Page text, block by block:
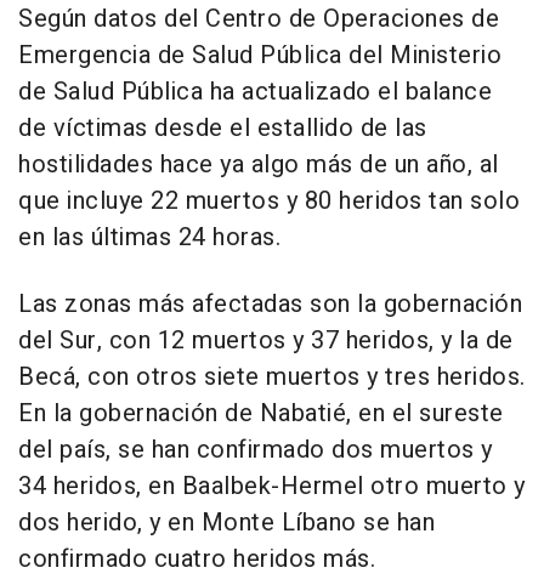
Según datos del Centro de Operaciones de
Emergencia de Salud Pública del Ministerio
de Salud Pública ha actualizado el balance
de víctimas desde el estallido de las
hostilidades hace ya algo más de un año, al
que incluye 22 muertos y 80 heridos tan solo
en las últimas 24 horas.
Las zonas más afectadas son la gobernación
del Sur, con 12 muertos y 37 heridos, y la de
Becá, con otros siete muertos y tres heridos.
En la gobernación de Nabatié, en el sureste
del país, se han confirmado dos muertos y
34 heridos, en Baalbek-Hermel otro muerto y
dos herido, y en Monte Líbano se han
confirmado cuatro heridos más.